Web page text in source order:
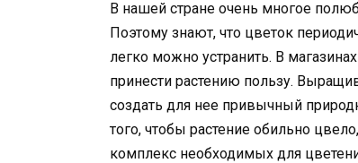
В нашей стране очень многое
Поэтому знают, что цветок
легко можно устранить. В
принести растению пользу.
создать для нее привычный
того, чтобы растение обильно
комплекс необходимых для